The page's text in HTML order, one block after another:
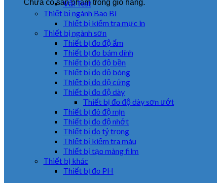
Chưa có sản phẩm trong giỏ hàng.
Vải Test
Thiết bị ngành Bao Bì
Thiết bị kiểm tra mực in
Thiết bị ngành sơn
Thiết bị đo độ ẩm
Thiết bị đo bám dính
Thiết bị đô độ bền
Thiết bị đo độ bóng
Thiết bị đo độ cứng
Thiết bị đo độ dày
Thiết bị đo độ dày sơn ướt
Thiết bị đô độ mịn
Thiết bị đo độ nhớt
Thiết bị đo tỷ trọng
Thiết bị kiểm tra màu
Thiết bị tạo màng film
Thiết bị khác
Thiết bị đo PH